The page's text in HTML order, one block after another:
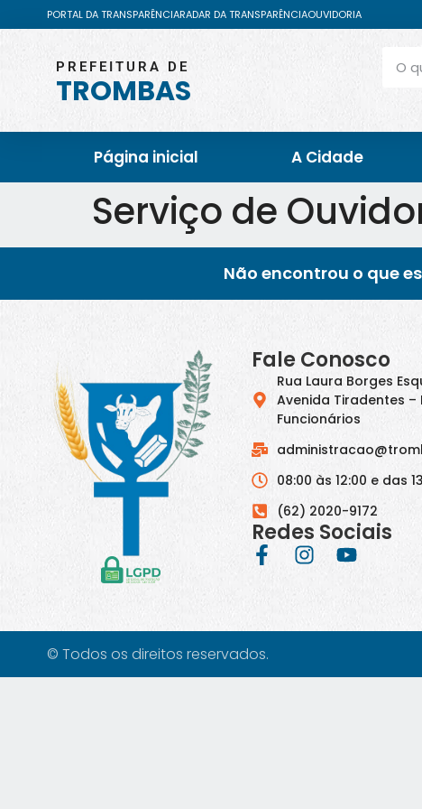
PORTAL DA TRANSPARÊNCIARADAR DA TRANSPARÊNCIAOUVIDORIA
PREFEITURA DE
TROMBAS
Página inicial A Cidade
Serviço de
Não encontrou o que
Fale Conosco
Rua Laura Borges
Avenida Tiradentes –
Funcionários
08:00 às 12:00 e das
(62) 2020-9172
Redes Sociais
© Todos os direitos reservados.